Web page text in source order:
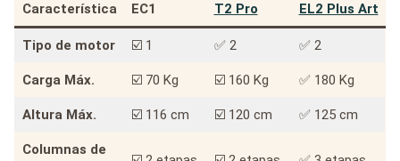
Característica
EC1
T2 Pro
EL2 Plus Art
Tipo de motor ☑️ 1 ✅ 2 ✅ 2
Carga Máx. ☑️ 70 Kg ☑️ 160 Kg ✅ 180 Kg
Altura Máx. ☑️ 116 cm ☑️ 120 cm ✅ 125 cm
Columnas de